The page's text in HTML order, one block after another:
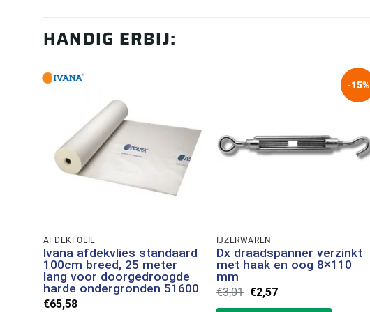
HANDIG ERBIJ:
AFDEKFOLIE
Ivana afdekvlies standaard
100cm breed, 25 meter
lang voor doorgedroogde
harde ondergronden 51600
€65,58
-15%
IJZERWAREN
Dx draadspanner verzinkt
met haak en oog 8×110
mm
€3,01 Oorspronkelijke
prijs
€2,57Huidige